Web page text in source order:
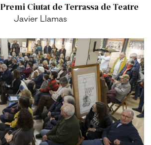
Ciutat de Terrassa de Teatre
Javier Llamas